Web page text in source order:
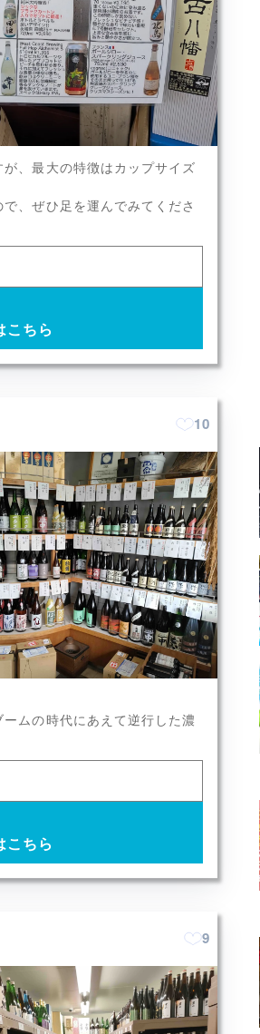
の地酒な
、最大の特徴はカップサイズ
、ぜひ足を運んでみてくださ
こちら
10
、杉勇
x8
ムの時代にあえて逆行した濃
こちら
9